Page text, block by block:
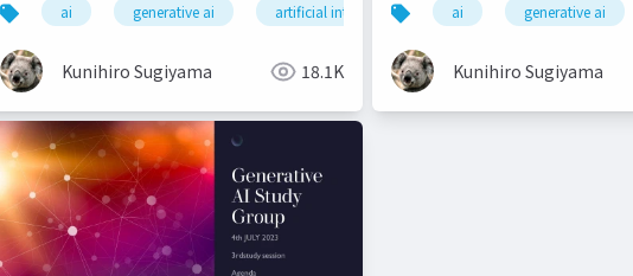
ai generative ai artificial intelligence machine learning
Kunihiro Sugiyama 18.1K
ai generative ai
Kunihiro Sugiyama